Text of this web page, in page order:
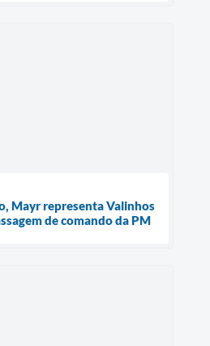
Mayr representa Valinhos
de comando da PM